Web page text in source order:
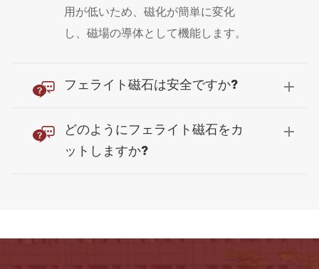
用が低いため、磁化が簡単に変化
し、磁場の導体として機能します。
 フェライト磁石は安全ですか?

どのようにフェライト磁石をカ
ットしますか?